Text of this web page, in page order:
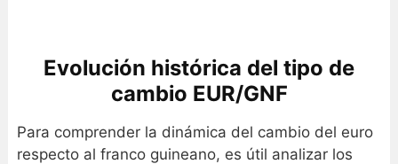
Evolución histórica del tipo de
cambio EUR/GNF
Para comprender la dinámica del cambio del euro
respecto al franco guineano, es útil analizar los